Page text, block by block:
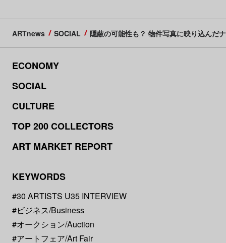
ARTnews SOCIAL 隠蔽の可能性も？ 物件写真に映り込んだ
ECONOMY
SOCIAL
CULTURE
TOP 200 COLLECTORS
ART MARKET REPORT
KEYWORDS
#30 ARTISTS U35 INTERVIEW
#ビジネス/Business
#オークション/Auction
#アートフェア/Art Fair